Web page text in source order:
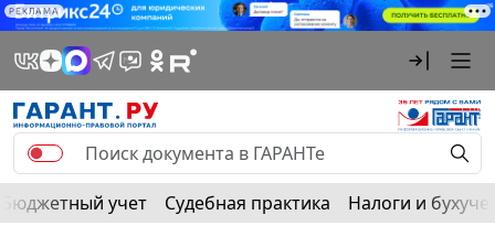
РЕКЛАМА
Бюджетный учет Судебная практика Налоги и